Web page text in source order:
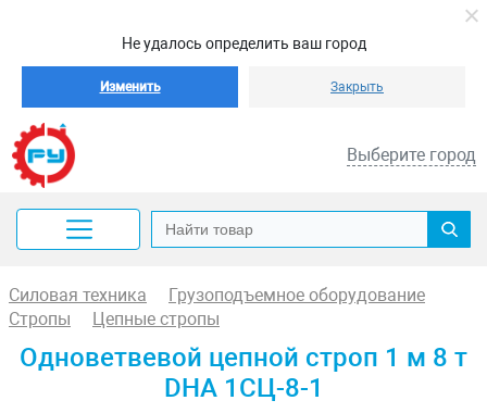
Не удалось определить ваш город
Изменить Закрыть
Выберите город
Силовая техника
Грузоподъемное оборудование
Стропы
Цепные стропы
Одноветвевой цепной строп 1 м 8 т
DHA 1СЦ-8-1